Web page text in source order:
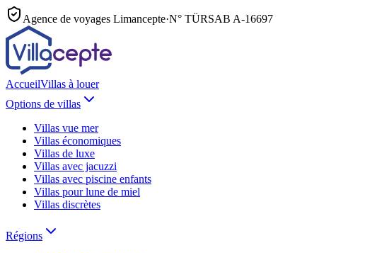
Agence de voyages Limancepte·N° TÜRSAB A-16697
AccueilVillas à louer
Options de villas
Villas vue mer
Villas économiques
Villas de luxe
Villas avec jacuzzi
Villas avec piscine enfants
Villas pour lune de miel
Villas discrètes
Régions